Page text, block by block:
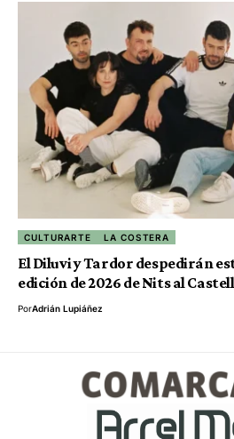
CULTURARTE LA COSTERA
El Diluvi y Tardor despedirán
edición de 2026 de Nits al Castell
PorAdrián Lupiáñez